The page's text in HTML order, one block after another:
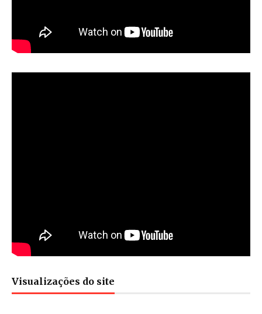
Visualizações do site